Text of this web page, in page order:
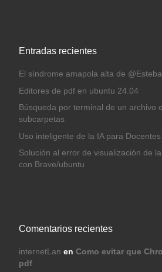
Entradas recientes
El síndrome amapola alta de
Editores de pdf en ubuntu 24.04
Búsqueda por terminal de un archivo
subcarpetas
Uso inteligente de la IA para
Solución al error de visualización de
con Brave/ubuntu
Comentarios recientes
internetLan en Como evitar que
pdf